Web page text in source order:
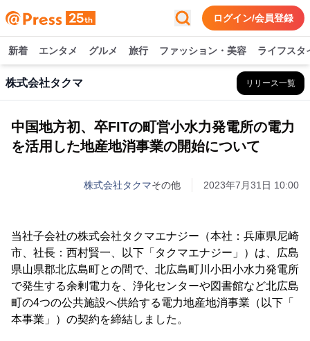
ログイン/会員登録
新着 エンタメ グルメ 旅行 ファッション・美容 ライフスタ
株式会社タクマ リリース一覧
中国地方初、卒FITの町営小水力発電所の電力
を活用した地産地消事業の開始について
株式会社タクマその他 2023年7月31日 10:00
当社子会社の株式会社タクマエナジー（本社：兵庫県尼崎
市、社長：西村賢一、以下「タクマエナジー」）は、広島
県山県郡北広島町との間で、北広島町川小田小水力発電所
で発生する余剰電力を、浄化センターや図書館など北広島
町の4つの公共施設へ供給する電力地産地消事業（以下「
本事業」）の契約を締結しました。